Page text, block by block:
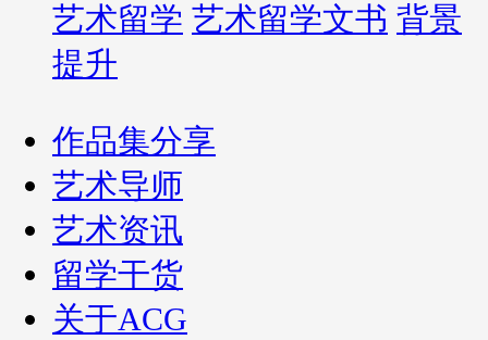
艺术留学 艺术留学文书 背景
提升
作品集分享
艺术导师
艺术资讯
留学干货
关于ACG